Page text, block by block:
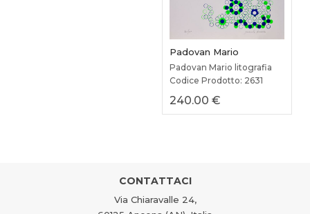
Padovan Mario
Padovan Mario litografia
Codice Prodotto: 2631
240.00 €
CONTATTACI
Via Chiaravalle 24,